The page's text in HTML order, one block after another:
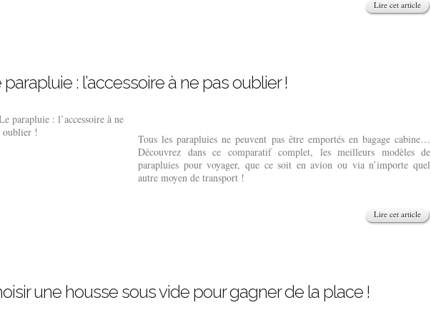
Lire cet article
parapluie : l’accessoire à ne pas oublier !
Tous les parapluies ne peuvent pas être emportés en bagage cabine…
Découvrez dans ce comparatif complet, les meilleurs modèles de
parapluies pour voyager, que ce soit en avion ou via n’importe quel
autre moyen de transport !
Lire cet article
une housse sous vide pour gagner de la place !